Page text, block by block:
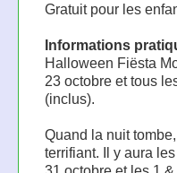
Gratuit pour les
Informations
Halloween Fiësta
23 octobre et tous
(inclus).
Quand la nuit
terrifiant. Il y aura